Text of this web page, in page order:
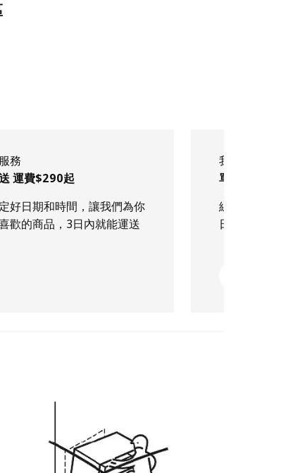
務
運費$290起
好日期和時間，讓我們為你
歡的商品，3日內就能運送
我們的服務
單筆滿$499 免
線上下單喜愛
日到貨！